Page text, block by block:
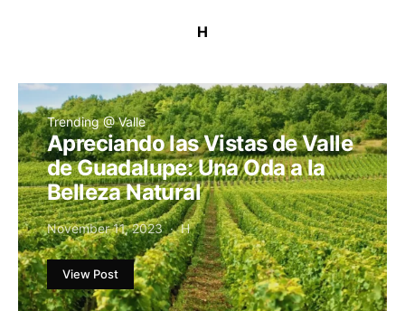
H
Trending @ Valle
Apreciando las Vistas de Valle
de Guadalupe: Una Oda a la
Belleza Natural
November 11, 2023 H
View Post